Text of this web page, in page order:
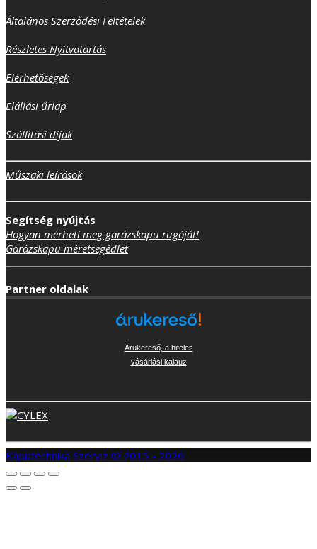
Általános Szerződési Feltételek
Részletes Nyitvatartás
Elérhetőségek
Elállási űrlap
Szállítási díjak
Műszaki leírások
Segítség nyújtás
Hogyan mérheti meg garázskapu rugóját!
Garázskapu méretsegédlet
Partner oldalak
Árukereső, a hiteles
vásárlási kalauz
Kaputechnika Szerviz © 2015 - 2026